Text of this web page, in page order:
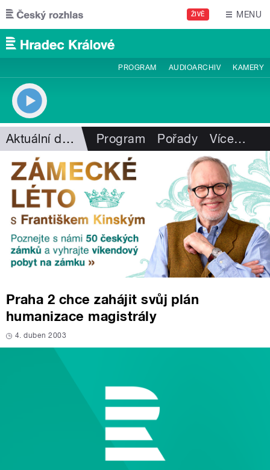
Přejít k hlavnímu obsahu
ŽIVĚ MENU
PROGRAM AUDIOARCHIV KAMERY
Aktuální dění Program Pořady Více…
Praha 2 chce zahájit svůj plán
humanizace magistrály
4. duben 2003